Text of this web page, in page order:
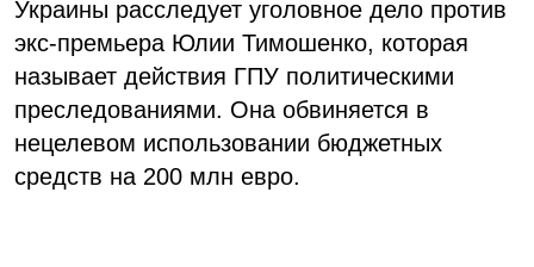
Украины расследует уголовное дело против
экс-премьера Юлии Тимошенко, которая
называет действия ГПУ политическими
преследованиями. Она обвиняется в
нецелевом использовании бюджетных
средств на 200 млн евро.